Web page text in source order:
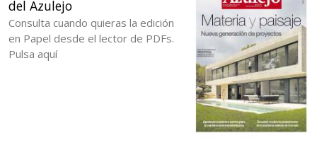
del Azulejo
Consulta cuando quieras la edición
en Papel desde el lector de PDFs.
Pulsa aquí